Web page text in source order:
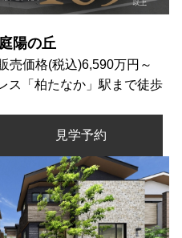
陽の丘
売価格(税込)6,590万円～
ス「柏たなか」駅まで徒歩
見学予約